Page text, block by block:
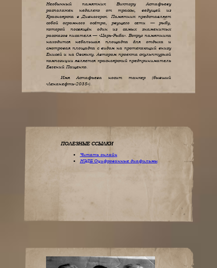
Необычный памятник Виктору Астафьеву
расположен недалеко от трассы, ведущей из
Красноярска в Дивногорск. Памятник представляет
собой огромного осётра, рвущего сети — рыбу,
которой посвящён один из самых знаменитых
рассказов писателя — «Царь-Рыба». Вокруг памятника
находится небольшая площадка для отдыха и
смотровая площадка с видом на протекающий внизу
Енисей и на Овсянку. Автором проекта скульптурной
композиции является красноярский предприниматель
Евгений Пащенко.
Имя Астафьева носит танкер (бывший
«Ленанефть-2035»).
ПОЛЕЗНЫЕ ССЫЛКИ
Читать онлайн
НЭДБ Оцифрованные диафильмы